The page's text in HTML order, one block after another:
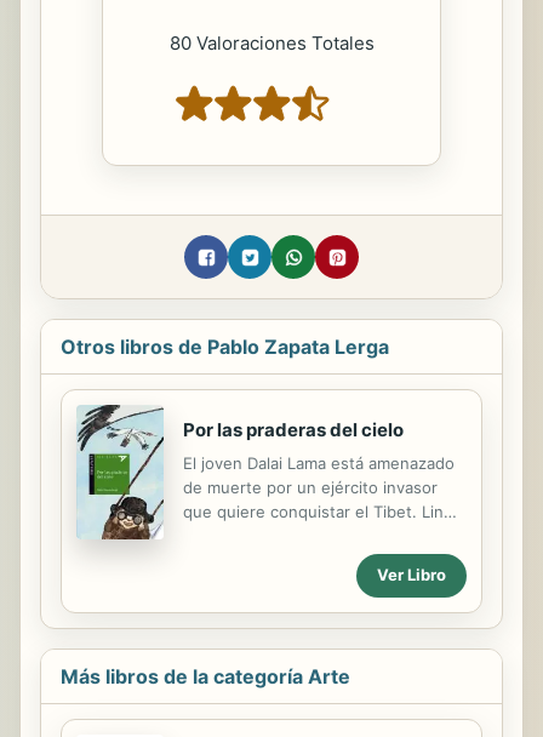
80 Valoraciones Totales
Otros libros de Pablo Zapata Lerga
Por las praderas del cielo
El joven Dalai Lama está amenazado
de muerte por un ejército invasor
que quiere conquistar el Tibet. Lin
la vida de nuevo en una emocionante
aventura en la que, junto a sus cinco
primos, y acompañados de Yoho, el
caballo ganador, recorrerán las
país en un intento desesperado por
evitar la muerte del Jefe Supremo
Ver Libro
Más libros de la categoría Arte